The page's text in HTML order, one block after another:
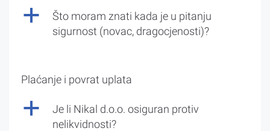
a
Što moram znati kada je u pitanju
sigurnost (novac, dragocjenosti)?
Plaćanje i povrat uplata
a
Je li Nikal d.o.o. osiguran protiv
nelikvidnosti?